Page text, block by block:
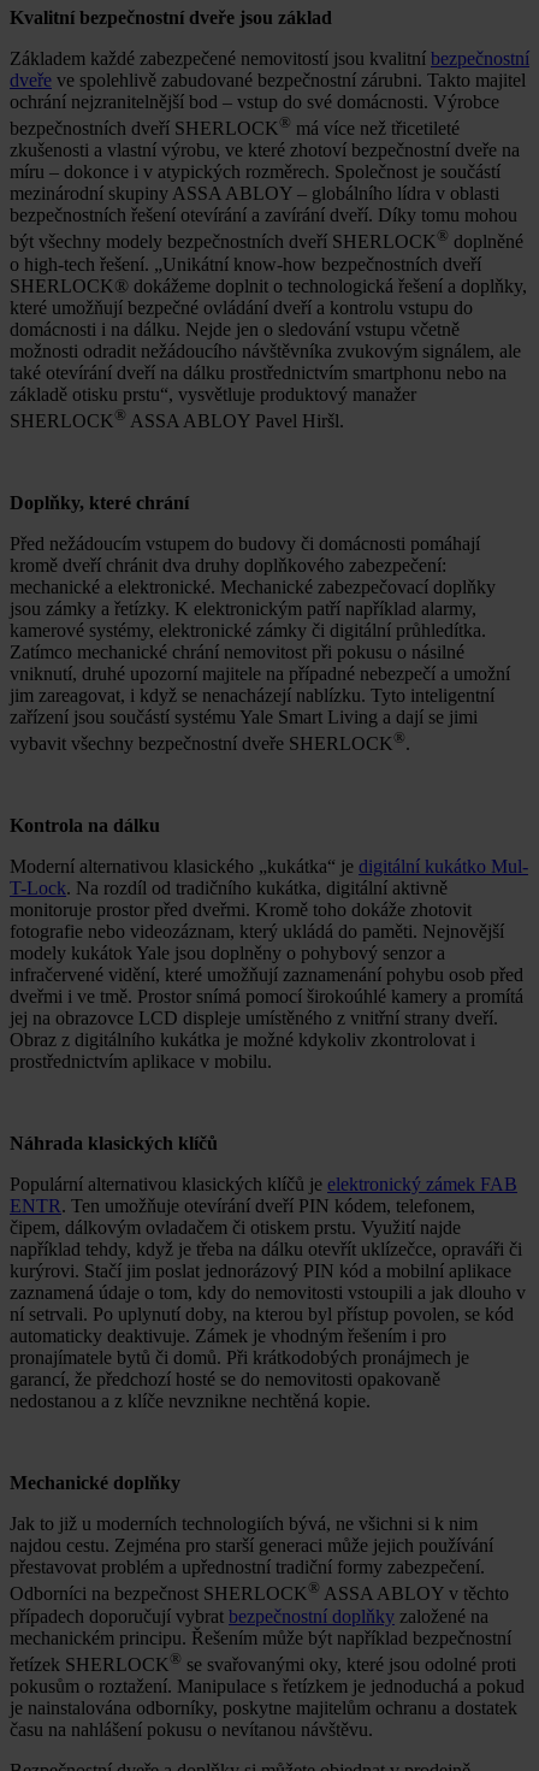
Kvalitní bezpečnostní dveře jsou základ
Základem každé zabezpečené nemovitostí jsou kvalitní bezpečnostní
dveře ve spolehlivě zabudované bezpečnostní zárubni. Takto majitel
ochrání nejzranitelnější bod – vstup do své domácnosti. Výrobce
bezpečnostních dveří SHERLOCK® má více než třicetileté
zkušenosti a vlastní výrobu, ve které zhotoví bezpečnostní dveře na
míru – dokonce i v atypických rozměrech. Společnost je součástí
mezinárodní skupiny ASSA ABLOY – globálního lídra v oblasti
bezpečnostních řešení otevírání a zavírání dveří. Díky tomu mohou
být všechny modely bezpečnostních dveří SHERLOCK® doplněné
o high-tech řešení. „Unikátní know-how bezpečnostních dveří
SHERLOCK® dokážeme doplnit o technologická řešení a doplňky,
které umožňují bezpečné ovládání dveří a kontrolu vstupu do
domácnosti i na dálku. Nejde jen o sledování vstupu včetně
možnosti odradit nežádoucího návštěvníka zvukovým signálem, ale
také otevírání dveří na dálku prostřednictvím smartphonu nebo na
základě otisku prstu“, vysvětluje produktový manažer
SHERLOCK® ASSA ABLOY Pavel Hiršl.
Doplňky, které chrání
Před nežádoucím vstupem do budovy či domácnosti pomáhají
kromě dveří chránit dva druhy doplňkového zabezpečení:
mechanické a elektronické. Mechanické zabezpečovací doplňky
jsou zámky a řetízky. K elektronickým patří například alarmy,
kamerové systémy, elektronické zámky či digitální průhledítka.
Zatímco mechanické chrání nemovitost při pokusu o násilné
vniknutí, druhé upozorní majitele na případné nebezpečí a umožní
jim zareagovat, i když se nenacházejí nablízku. Tyto inteligentní
zařízení jsou součástí systému Yale Smart Living a dají se jimi
vybavit všechny bezpečnostní dveře SHERLOCK®.
Kontrola na dálku
Moderní alternativou klasického „kukátka“ je digitální kukátko Mul-
T-Lock. Na rozdíl od tradičního kukátka, digitální aktivně
monitoruje prostor před dveřmi. Kromě toho dokáže zhotovit
fotografie nebo videozáznam, který ukládá do paměti. Nejnovější
modely kukátok Yale jsou doplněny o pohybový senzor a
infračervené vidění, které umožňují zaznamenání pohybu osob před
dveřmi i ve tmě. Prostor snímá pomocí širokoúhlé kamery a promítá
jej na obrazovce LCD displeje umístěného z vnitřní strany dveří.
Obraz z digitálního kukátka je možné kdykoliv zkontrolovat i
prostřednictvím aplikace v mobilu.
Náhrada klasických klíčů
Populární alternativou klasických klíčů je elektronický zámek FAB
ENTR. Ten umožňuje otevírání dveří PIN kódem, telefonem,
čipem, dálkovým ovladačem či otiskem prstu. Využití najde
například tehdy, když je třeba na dálku otevřít uklízečce, opraváři či
kurýrovi. Stačí jim poslat jednorázový PIN kód a mobilní aplikace
zaznamená údaje o tom, kdy do nemovitosti vstoupili a jak dlouho v
ní setrvali. Po uplynutí doby, na kterou byl přístup povolen, se kód
automaticky deaktivuje. Zámek je vhodným řešením i pro
pronajímatele bytů či domů. Při krátkodobých pronájmech je
garancí, že předchozí hosté se do nemovitosti opakovaně
nedostanou a z klíče nevznikne nechtěná kopie.
Mechanické doplňky
Jak to již u moderních technologiích bývá, ne všichni si k nim
najdou cestu. Zejména pro starší generaci může jejich používání
přestavovat problém a upřednostní tradiční formy zabezpečení.
Odborníci na bezpečnost SHERLOCK® ASSA ABLOY v těchto
případech doporučují vybrat bezpečnostní doplňky založené na
mechanickém principu. Řešením může být například bezpečnostní
řetízek SHERLOCK® se svařovanými oky, které jsou odolné proti
pokusům o roztažení. Manipulace s řetízkem je jednoduchá a pokud
je nainstalována odborníky, poskytne majitelům ochranu a dostatek
času na nahlášení pokusu o nevítanou návštěvu.